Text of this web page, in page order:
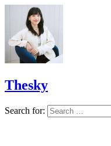
Thesky
Search for: